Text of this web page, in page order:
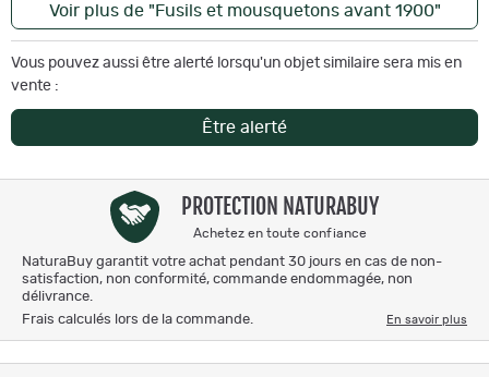
Voir plus de "Fusils et mousquetons avant 1900"
Vous pouvez aussi être alerté lorsqu'un objet similaire sera mis en
vente :
Être alerté
PROTECTION NATURABUY
Achetez en toute confiance
NaturaBuy garantit votre achat pendant 30 jours en cas de non-
satisfaction, non conformité, commande endommagée, non
délivrance.
Frais calculés lors de la commande.
En savoir plus